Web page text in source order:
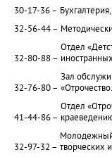
30-17-36 –
32-56-44 –
32-80-88 –
Отдел
32-76-80 –
Зал
41-44-86 –
Отдел
32-97-32 – творческих